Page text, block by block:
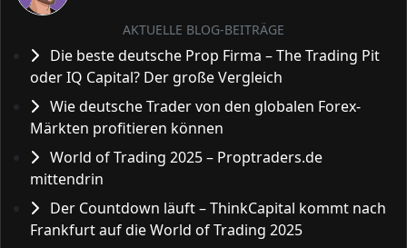
AKTUELLE BLOG-BEITRÄGE
Die beste deutsche Prop Firma – The Trading Pit
oder IQ Capital? Der große Vergleich
Wie deutsche Trader von den globalen Forex-
Märkten profitieren können
World of Trading 2025 – Proptraders.de
mittendrin
Der Countdown läuft – ThinkCapital kommt nach
Frankfurt auf die World of Trading 2025